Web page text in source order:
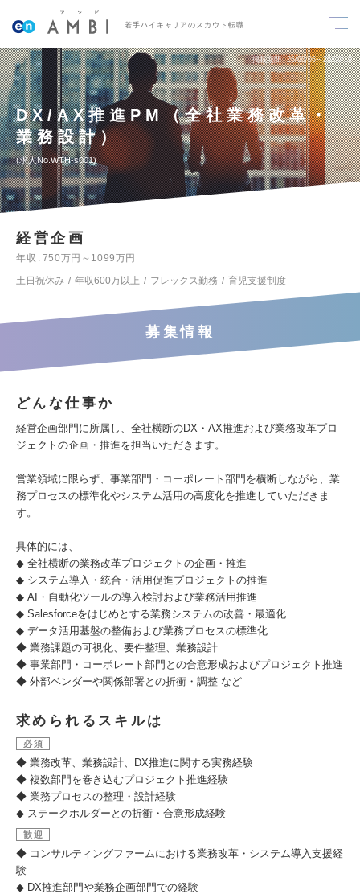
若手ハイキャリアのスカウト転職
掲載期間 26/08/06～26/08/19
DX/AX推進PM（全社業務改革・
業務設計）
求人No.WTH-s001
経営企画
年収
750万円～1099万円
土日祝休み
年収600万以上 フレックス勤務 育児支援制度
募集情報
どんな仕事か
経営企画部門に所属し、全社横断のDX・AX推進および業務改革プロ
ジェクトの企画・推進を担当いただきます。
営業領域に限らず、事業部門・コーポレート部門を横断しながら、業
務プロセスの標準化やシステム活用の高度化を推進していただきま
す。
具体的には、
◆ 全社横断の業務改革プロジェクトの企画・推進
◆ システム導入・統合・活用促進プロジェクトの推進
◆ AI・自動化ツールの導入検討および業務活用推進
◆ Salesforceをはじめとする業務システムの改善・最適化
◆ データ活用基盤の整備および業務プロセスの標準化
◆ 業務課題の可視化、要件整理、業務設計
◆ 事業部門・コーポレート部門との合意形成およびプロジェクト推進
◆ 外部ベンダーや関係部署との折衝・調整 など
求められるスキルは
必須
◆ 業務改革、業務設計、DX推進に関する実務経験
◆ 複数部門を巻き込むプロジェクト推進経験
◆ 業務プロセスの整理・設計経験
◆ ステークホルダーとの折衝・合意形成経験
歓迎
◆ コンサルティングファームにおける業務改革・システム導入支援経
験
◆ DX推進部門や業務企画部門での経験